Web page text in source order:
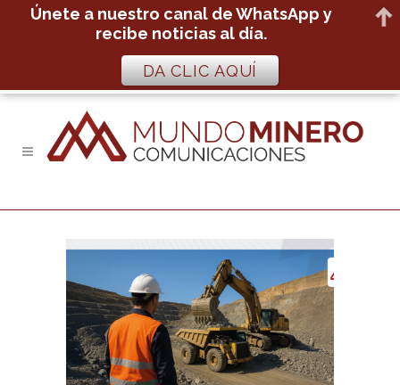
Únete a nuestro canal de WhatsApp y
recibe noticias al día.
DA CLIC AQUÍ